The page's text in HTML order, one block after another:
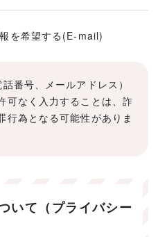
を希望する(E-mail)
番号、メールアドレス）
可なく入力することは、詐
行為となる可能性がありま
いて（プライバシー